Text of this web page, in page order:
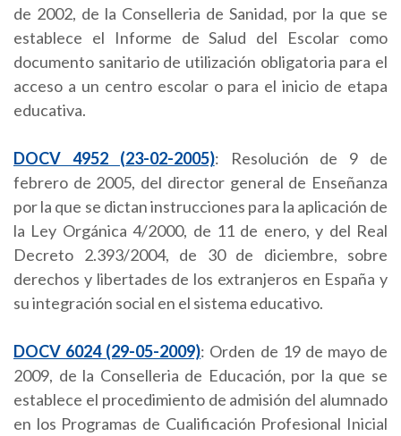
de 2002, de la Conselleria de Sanidad, por la que se
establece el Informe de Salud del Escolar como
documento sanitario de utilización obligatoria para el
acceso a un centro escolar o para el inicio de etapa
educativa.
DOCV 4952 (23-02-2005): Resolución de 9 de
febrero de 2005, del director general de Enseñanza
por la que se dictan instrucciones para la aplicación de
la Ley Orgánica 4/2000, de 11 de enero, y del Real
Decreto 2.393/2004, de 30 de diciembre, sobre
derechos y libertades de los extranjeros en España y
su integración social en el sistema educativo.
DOCV 6024 (29-05-2009): Orden de 19 de mayo de
2009, de la Conselleria de Educación, por la que se
establece el procedimiento de admisión del alumnado
en los Programas de Cualificación Profesional Inicial